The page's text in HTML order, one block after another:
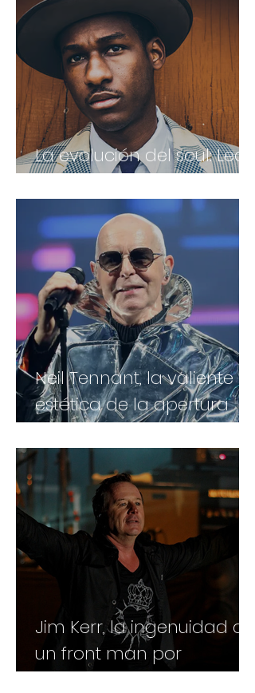
La evolución del soul: Leon
Bridges
Neil Tennant, la valiente
estética de la apertura
gay en la música y el arte
Jim Kerr, la ingenuidad de
un front man por
accidente